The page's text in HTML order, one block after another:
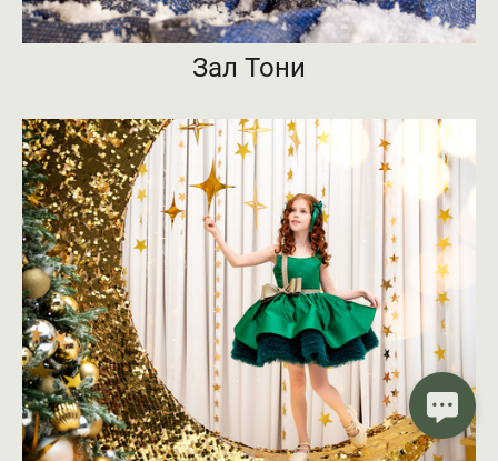
Зал Тони